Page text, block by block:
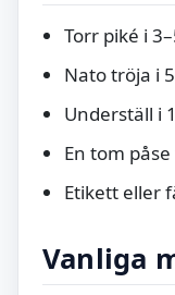
Torr piké i
Nato tröja i
Underställ i
En tom
Etikett eller
Vanliga